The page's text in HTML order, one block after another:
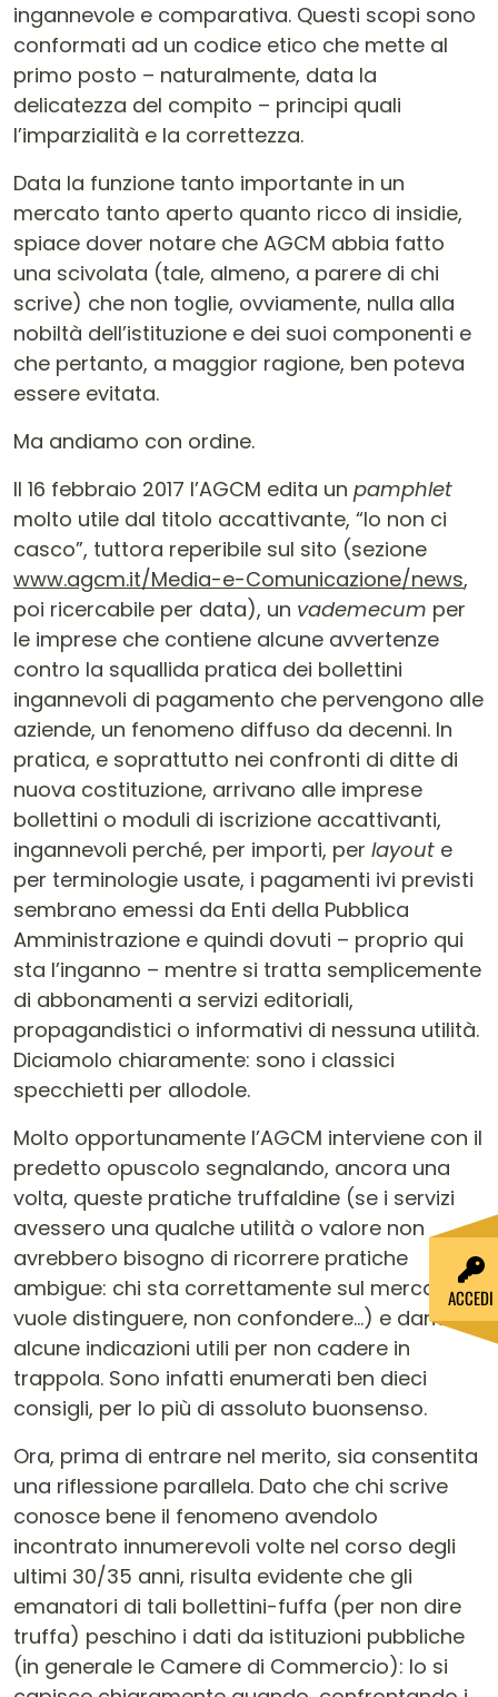
ingannevole e comparativa. Questi scopi sono
conformati ad un codice etico che mette al
primo posto – naturalmente, data la
delicatezza del compito – principi quali
l’imparzialità e la correttezza.
Data la funzione tanto importante in un
mercato tanto aperto quanto ricco di insidie,
spiace dover notare che AGCM abbia fatto
una scivolata (tale, almeno, a parere di chi
scrive) che non toglie, ovviamente, nulla alla
nobiltà dell’istituzione e dei suoi componenti e
che pertanto, a maggior ragione, ben poteva
essere evitata.
Ma andiamo con ordine.
Il 16 febbraio 2017 l’AGCM edita un pamphlet
molto utile dal titolo accattivante, “Io non ci
casco”, tuttora reperibile sul sito (sezione
www.agcm.it/Media-e-Comunicazione/news,
poi ricercabile per data), un vademecum per
le imprese che contiene alcune avvertenze
contro la squallida pratica dei bollettini
ingannevoli di pagamento che pervengono alle
aziende, un fenomeno diffuso da decenni. In
pratica, e soprattutto nei confronti di ditte di
nuova costituzione, arrivano alle imprese
bollettini o moduli di iscrizione accattivanti,
ingannevoli perché, per importi, per layout e
per terminologie usate, i pagamenti ivi previsti
sembrano emessi da Enti della Pubblica
Amministrazione e quindi dovuti – proprio qui
sta l’inganno – mentre si tratta semplicemente
di abbonamenti a servizi editoriali,
propagandistici o informativi di nessuna utilità.
Diciamolo chiaramente: sono i classici
specchietti per allodole.
Molto opportunamente l’AGCM interviene con il
predetto opuscolo segnalando, ancora una
volta, queste pratiche truffaldine (se i servizi
avessero una qualche utilità o valore non
avrebbero bisogno di ricorrere pratiche
ambigue: chi sta correttamente sul mercato si
vuole distinguere, non confondere…) e dando
alcune indicazioni utili per non cadere in
trappola. Sono infatti enumerati ben dieci
consigli, per lo più di assoluto buonsenso.
Ora, prima di entrare nel merito, sia consentita
una riflessione parallela. Dato che chi scrive
conosce bene il fenomeno avendolo
incontrato innumerevoli volte nel corso degli
ultimi 30/35 anni, risulta evidente che gli
emanatori di tali bollettini-fuffa (per non dire
truffa) peschino i dati da istituzioni pubbliche
(in generale le Camere di Commercio): lo si
ACCEDI